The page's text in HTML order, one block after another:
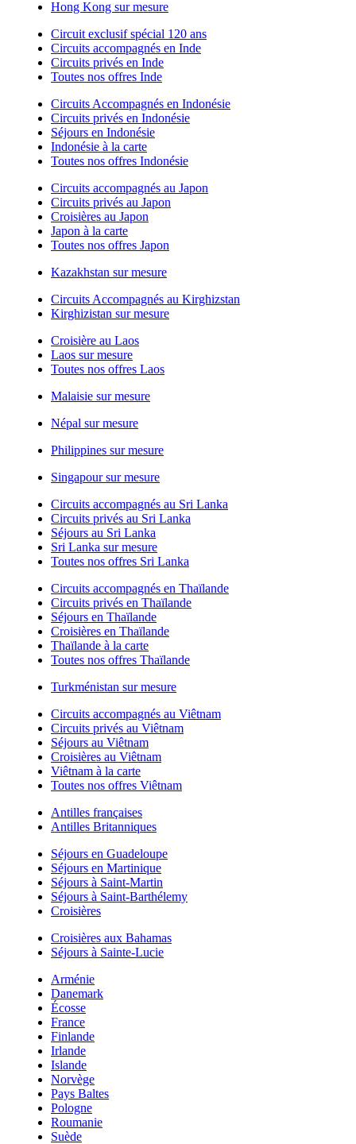
Hong Kong sur mesure
Circuit exclusif spécial 120 ans
Circuits accompagnés en Inde
Circuits privés en Inde
Toutes nos offres Inde
Circuits Accompagnés en Indonésie
Circuits privés en Indonésie
Séjours en Indonésie
Indonésie à la carte
Toutes nos offres Indonésie
Circuits accompagnés au Japon
Circuits privés au Japon
Croisières au Japon
Japon à la carte
Toutes nos offres Japon
Kazakhstan sur mesure
Circuits Accompagnés au Kirghizstan
Kirghizistan sur mesure
Croisière au Laos
Laos sur mesure
Toutes nos offres Laos
Malaisie sur mesure
Népal sur mesure
Philippines sur mesure
Singapour sur mesure
Circuits accompagnés au Sri Lanka
Circuits privés au Sri Lanka
Séjours au Sri Lanka
Sri Lanka sur mesure
Toutes nos offres Sri Lanka
Circuits accompagnés en Thaïlande
Circuits privés en Thaïlande
Séjours en Thaïlande
Croisières en Thaïlande
Thaïlande à la carte
Toutes nos offres Thaïlande
Turkménistan sur mesure
Circuits accompagnés au Viêtnam
Circuits privés au Viêtnam
Séjours au Viêtnam
Croisières au Viêtnam
Viêtnam à la carte
Toutes nos offres Viêtnam
Antilles françaises
Antilles Britanniques
Séjours en Guadeloupe
Séjours en Martinique
Séjours à Saint-Martin
Séjours à Saint-Barthélemy
Croisières
Croisières aux Bahamas
Séjours à Sainte-Lucie
Arménie
Danemark
Écosse
France
Finlande
Irlande
Islande
Norvège
Pays Baltes
Pologne
Roumanie
Suède